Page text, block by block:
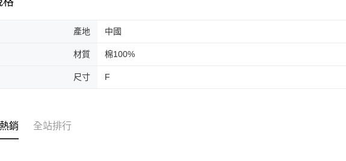
產地 中國
材質 棉100%
尺寸 F
銷 全站排行